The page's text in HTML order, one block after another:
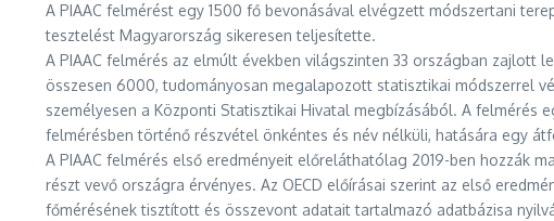
A PIAAC felmérést egy 1500 fő bevonásával elvégzett módszertani
tesztelést Magyarország sikeresen teljesítette.
A PIAAC felmérés az elmúlt években világszinten 33 országban zajlott
összesen 6000, tudományosan megalapozott statisztikai módszerrel
személyesen a Központi Statisztikai Hivatal megbízásából. A
felmérésben történő részvétel önkéntes és név nélküli, hatására egy
A PIAAC felmérés első eredményeit előreláthatólag 2019-ben hozzák
részt vevő országra érvényes. Az OECD előírásai szerint az első
főmérésének tisztított és összevont adatait tartalmazó adatbázisa